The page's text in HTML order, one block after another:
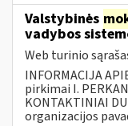
Valstybinės
vadybos
Web turinio
INFORMACIJA
pirkimai I.
KONTAKTINIAI
organizacijos